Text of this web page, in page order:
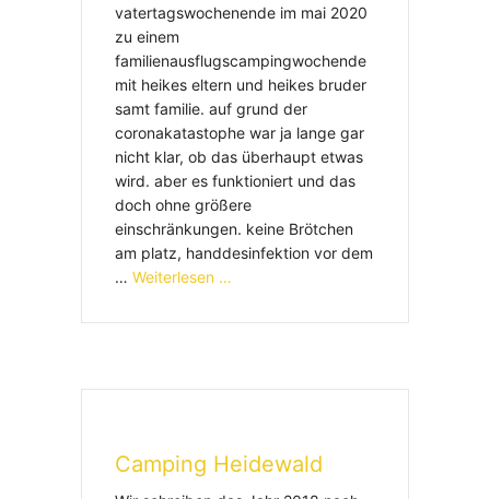
vatertagswochenende im mai 2020
zu einem
familienausflugscampingwochende
mit heikes eltern und heikes bruder
samt familie. auf grund der
coronakatastophe war ja lange gar
nicht klar, ob das überhaupt etwas
wird. aber es funktioniert und das
doch ohne größere
einschränkungen. keine Brötchen
am platz, handdesinfektion vor dem
… Weiterlesen …
Camping Heidewald